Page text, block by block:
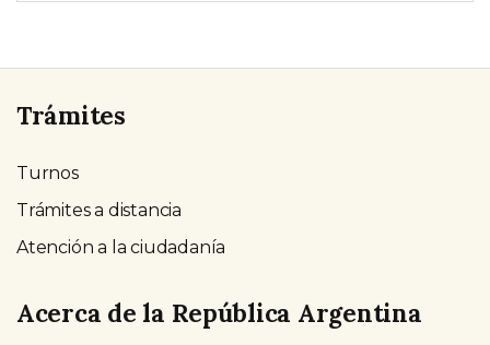
Trámites
Turnos
Trámites a distancia
Atención a la ciudadanía
Acerca de la República Argentina